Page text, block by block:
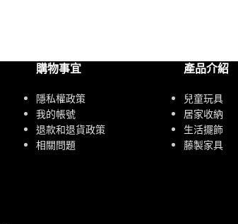
購物事宜
隱私權政策
我的帳號
退款和退貨政策
相關問題
產品介紹
兒童玩具
居家收納
生活擺飾
藤製家具